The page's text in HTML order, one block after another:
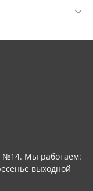
№14. Мы работаем:
выходной